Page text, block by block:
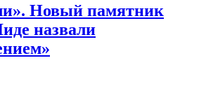
Новый памятник
назвали